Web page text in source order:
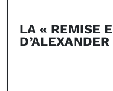
LA « REMISE